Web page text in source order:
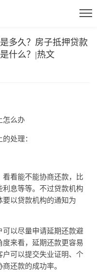
多久？房子抵押贷款
什么？|热文
怎么办
处理：
看能不能协商还款，比
息等等。不过贷款机构
以贷款机构的通知为
以尽量申请延期还款避
来看，延期还款更容易
可以提交失业证明、个
还款的成功率。